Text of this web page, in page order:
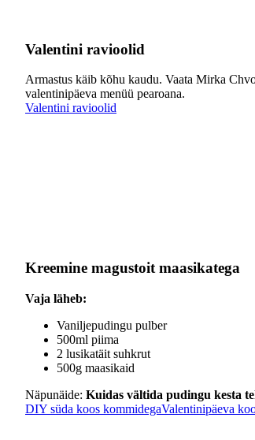
Valentini ravioolid
Armastus käib kõhu kaudu. Vaata Mirka
valentinipäeva menüü pearoana.
Valentini ravioolid
Kreemine magustoit maasikatega
Vaja läheb:
Vaniljepudingu pulber
500ml piima
2 lusikatäit suhkrut
500g maasikaid
Näpunäide: Kuidas vältida pudingu kesta
DIY süda koos kommidegaValentinipäeva